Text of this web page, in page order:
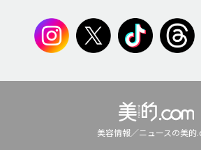
美容情報／ニュースの美的